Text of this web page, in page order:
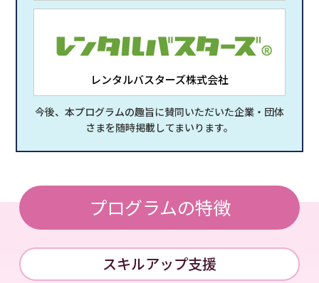
レンタルバスターズ株式会社
今後、本プログラムの趣旨に賛同いただいた企業・団体
さまを随時掲載してまいります。
プログラムの特徴
スキルアップ支援